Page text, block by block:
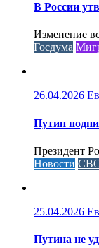
В России
Изменение
Госдума
26.04.2026
Путин
Президент
Новости
25.04.2026
Путина не